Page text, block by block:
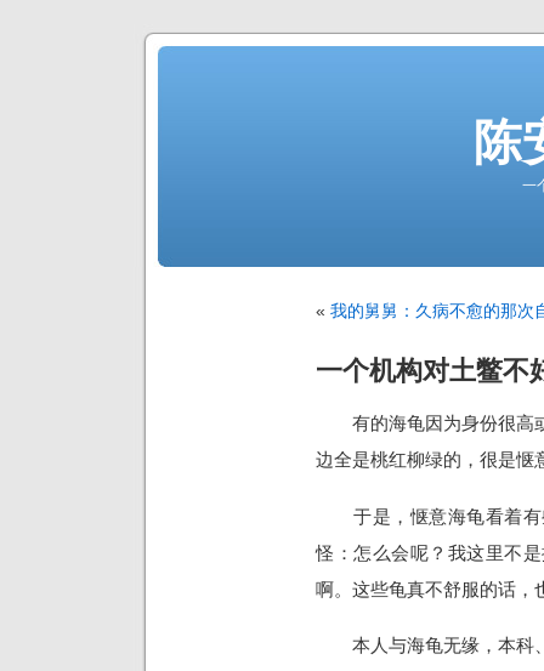
陈
一
« 我的舅舅：久病不愈的那次
一个机构对土鳖不
有的海龟因为身份很高
边全是桃红柳绿的，很是惬
于是，惬意海龟看着有
怪：怎么会呢？我这里不
啊。这些龟真不舒服的话，
本人与海龟无缘，本科